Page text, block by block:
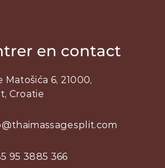
en contact
Matošića 6, 21000,
Croatie
95 3885 366